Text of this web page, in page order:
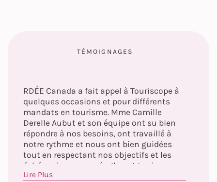
TÉMOIGNAGES
RDÉE Canada a fait appel à Touriscope à
quelques occasions et pour différents
mandats en tourisme. Mme Camille
Derelle Aubut et son équipe ont su bien
répondre à nos besoins, ont travaillé à
notre rythme et nous ont bien guidées
tout en respectant nos objectifs et les
échéanciers proposés. Ils ont toujours
posé un regard objectif sur nos activités
Lire Plus